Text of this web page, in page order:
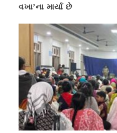
વખા’ના માર્યા છે